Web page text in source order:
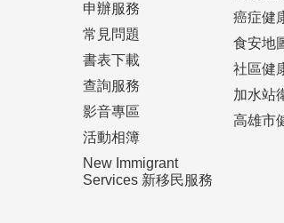
申辦服務
常見問題
書表下載
查詢服務
影音專區
活動相簿
New Immigrant
Services 新移民服務
癌症健
食安地
社區健
加水站
高雄市